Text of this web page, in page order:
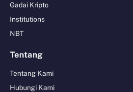
Gadai Kripto
Institutions
NBT
Tentang
Tentang Kami
Hubungi Kami